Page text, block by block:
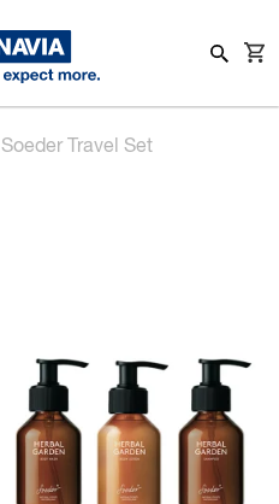
Soeder Travel Set